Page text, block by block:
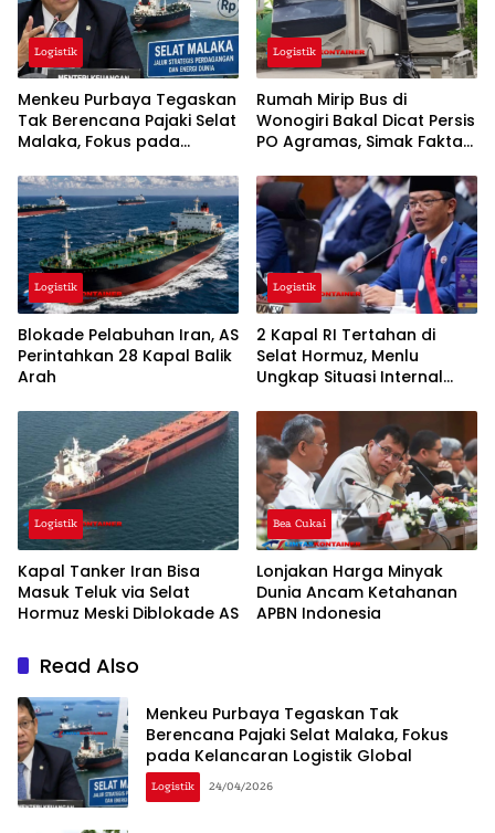
Logistik
Menkeu Purbaya Tegaskan
Tak Berencana Pajaki Selat
Malaka, Fokus pada
Logistik
Rumah Mirip Bus di
Wonogiri Bakal Dicat Persis
PO Agramas, Simak Fakta
Logistik
Blokade Pelabuhan Iran, AS
Perintahkan 28 Kapal Balik
Arah
Logistik
2 Kapal RI Tertahan di
Selat Hormuz, Menlu
Ungkap Situasi Internal
Logistik
Kapal Tanker Iran Bisa
Masuk Teluk via Selat
Hormuz Meski Diblokade AS
Bea Cukai
Lonjakan Harga Minyak
Dunia Ancam Ketahanan
APBN Indonesia
Read Also
Menkeu Purbaya Tegaskan Tak
Berencana Pajaki Selat Malaka, Fokus
pada Kelancaran Logistik Global
Logistik 24/04/2026